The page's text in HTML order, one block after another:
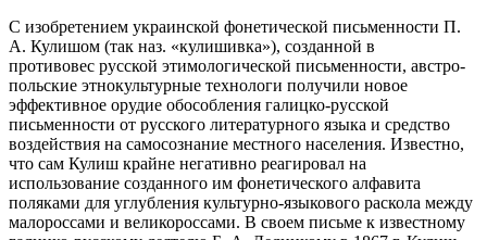
С изобретением украинской фонетической письменности П.
А. Кулишом (так наз. «кулишивка»), созданной в
противовес русской этимологической письменности, австро-
польские этнокультурные технологи получили новое
эффективное орудие обособления галицко-русской
письменности от русского литературного языка и средство
воздействия на самосознание местного населения. Известно,
что сам Кулиш крайне негативно реагировал на
использование созданного им фонетического алфавита
поляками для углубления культурно-языкового раскола между
малороссами и великороссами. В своем письме к известному